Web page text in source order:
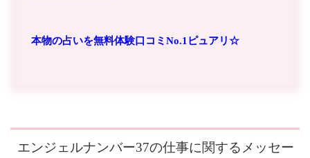
本物の占いを無料体験口コミNo.1ピュアリ☆
エンジェルナンバー37の仕事に関するメッセー